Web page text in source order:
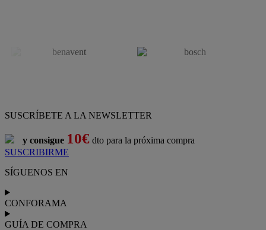
SUSCRÍBETE A LA NEWSLETTER
y consigue 10€ dto para la próxima compra
SUSCRIBIRME
SÍGUENOS EN
CONFORAMA
GUÍA DE COMPRA